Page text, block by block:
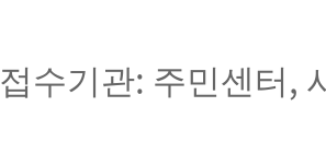
접수기관: 주민센터 ,